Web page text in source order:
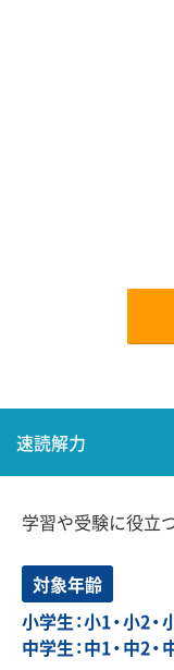
速読解力
学習や受験に役立
対象年齢
小学生：小1・小2・
中学生：中1・中2・